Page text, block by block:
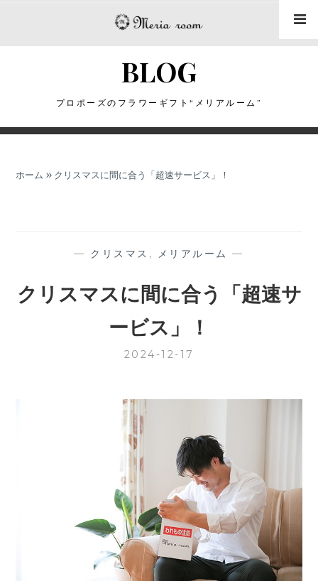
ス
BLOG
プロポーズのフラワーギフト“メリアルーム”
ホーム » クリスマスに間に合う「超速サービス」！
— クリスマス , メリアルーム —
クリスマスに間に合う「超速サ
ービス」！
2024-12-17